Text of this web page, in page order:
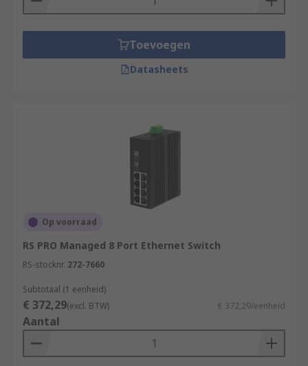
Toevoegen
Datasheets
Op voorraad
RS PRO Managed 8 Port Ethernet Switch
RS-stocknr. 272-7660
Subtotaal (1 eenheid)
€ 372,29(excl. BTW) € 372,29/eenheid
Aantal